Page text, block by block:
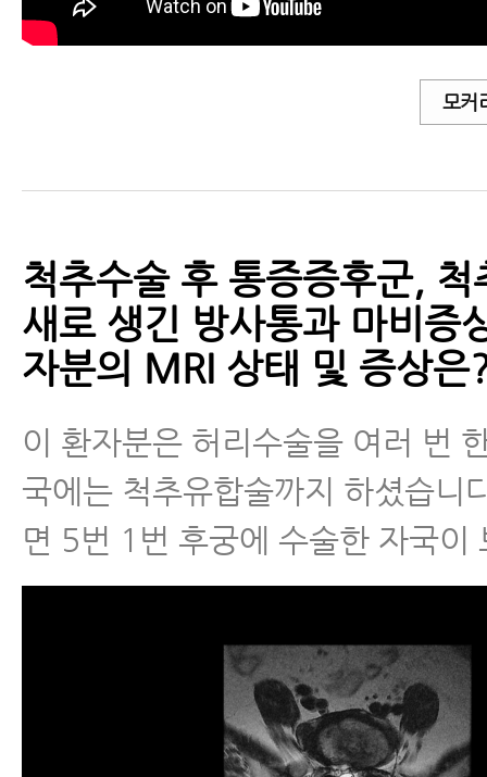
재활치료 해야 할까요?
- 척추수술 후 통증증후군, 허리디
유합술 후 새로 생긴 방사통과 마
근육파열
디스크 내장증
모커
척추수술 후 통증증후군, 척
새로 생긴 방사통과 마비증
자분의 MRI 상태 및 증상은
이 환자분은 허리수술을 여러 번
국에는 척추유합술까지 하셨습니
면 5번 1번 후궁에 수술한 자국이